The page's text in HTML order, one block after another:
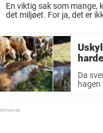
En viktig sak som mange,
det miljøet. For ja, det er
Da
hagen